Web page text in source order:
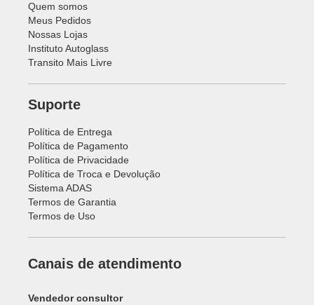
Quem somos
Meus Pedidos
Nossas Lojas
Instituto Autoglass
Transito Mais Livre
Suporte
Política de Entrega
Política de Pagamento
Política de Privacidade
Política de Troca e Devolução
Sistema ADAS
Termos de Garantia
Termos de Uso
Canais de atendimento
Vendedor consultor